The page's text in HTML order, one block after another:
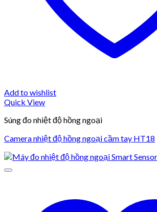
Add to wishlist
Quick View
Súng đo nhiệt độ hồng ngoại
Camera nhiệt độ hồng ngoại cầm tay HT18